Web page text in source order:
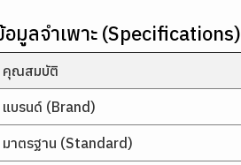
อมูลจำเพาะ (Specifications)
คุณสมบัติ
แบรนด์ (Brand)
มาตรฐาน (Standard)